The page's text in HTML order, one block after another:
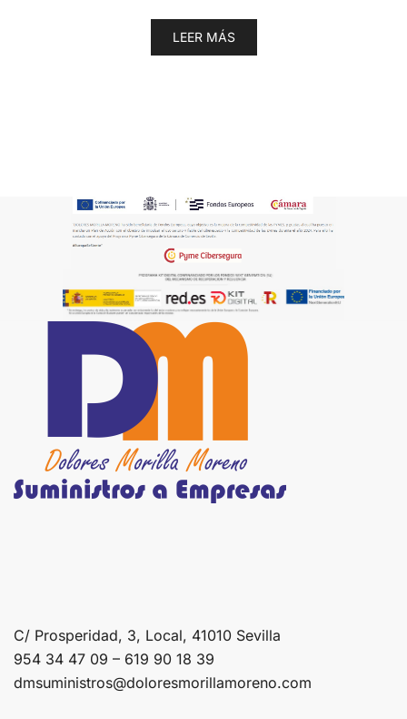
LEER MÁS
C/ Prosperidad, 3, Local, 41010 Sevilla
954 34 47 09 – 619 90 18 39
dmsuministros@doloresmorillamoreno.com